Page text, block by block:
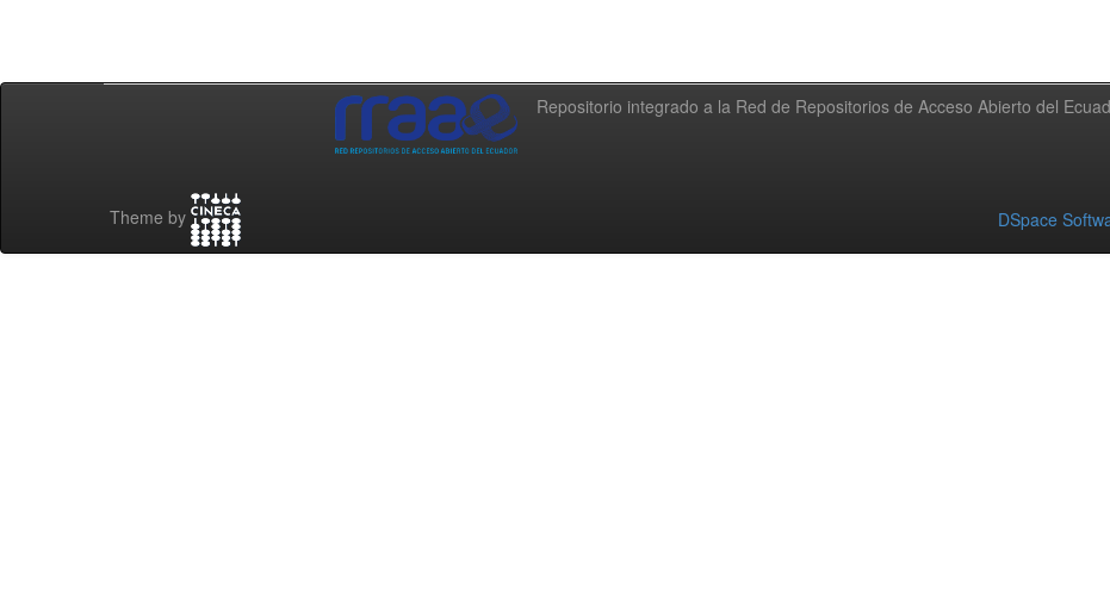
Repositorio integrado a la Red de Repositorios de Acceso Abierto del
Theme by DSpace